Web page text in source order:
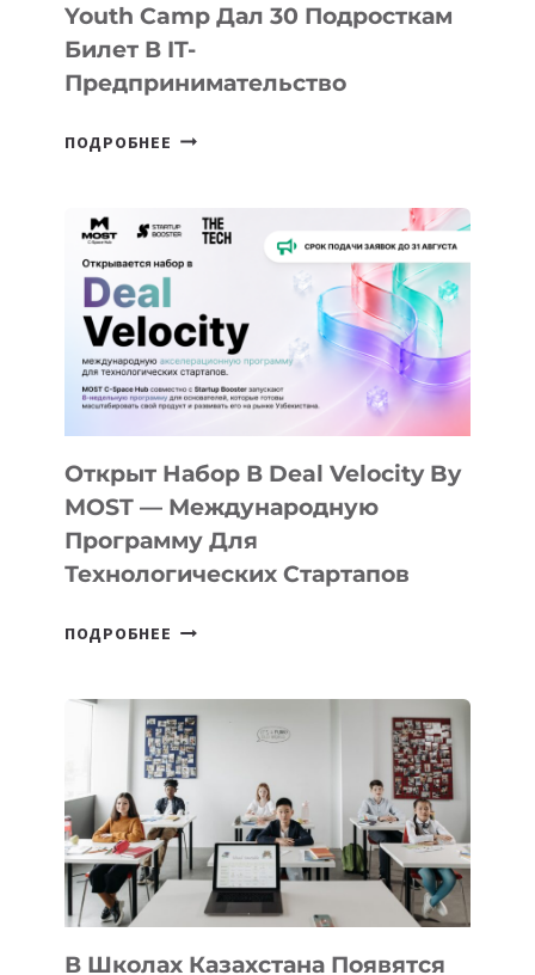
Youth Camp Дал 30 Подросткам
Билет В IT-
Предпринимательство
ПОДРОБНЕЕ ОТ
АЛМАТЫ:
КАК
AI
YOUTH
CAMP
ДАЛ
30
ПОДРОСТКАМ
БИЛЕТ
В
ПРЕДПРИНИМАТЕЛЬСТВО
Открыт Набор В Deal Velocity By
MOST — Международную
Программу Для
Технологических Стартапов
ПОДРОБНЕЕ ОТКРЫТ
DEAL
VELOCITY
BY
MOST
—
МЕЖДУНАРОДНУЮ
ПРОГРАММУ
ДЛЯ
ТЕХНОЛОГИЧЕСКИХ
В Школах Казахстана Появятся